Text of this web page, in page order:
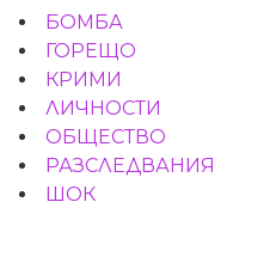
БОМБА
ГОРЕЩО
КРИМИ
ЛИЧНОСТИ
ОБЩЕСТВО
РАЗСЛЕДВАНИЯ
ШОК